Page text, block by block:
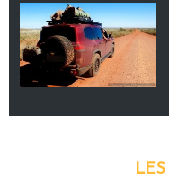
LES